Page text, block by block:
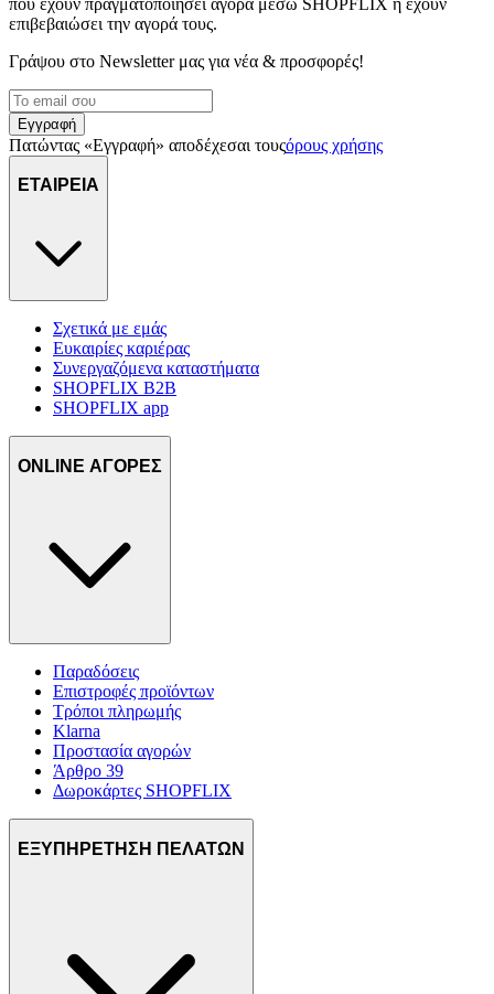
επιβεβαιώσει την αγορά τους.
Γράψου στο Νewsletter μας για νέα & προσφορές!
Εγγραφή
Πατώντας «Εγγραφή» αποδέχεσαι τουςόρους χρήσης
ΕΤΑΙΡΕΙΑ
Σχετικά με εμάς
Ευκαιρίες καριέρας
Συνεργαζόμενα καταστήματα
SHOPFLIX B2B
SHOPFLIX app
ONLINE ΑΓΟΡΕΣ
Παραδόσεις
Επιστροφές προϊόντων
Τρόποι πληρωμής
Klarna
Προστασία αγορών
Άρθρο 39
Δωροκάρτες SHOPFLIX
ΕΞΥΠΗΡΕΤΗΣΗ ΠΕΛΑΤΩΝ